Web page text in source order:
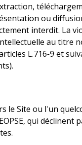
ou
interdit. La
au titre
L.716-9 et
le Site ou l'un
qui